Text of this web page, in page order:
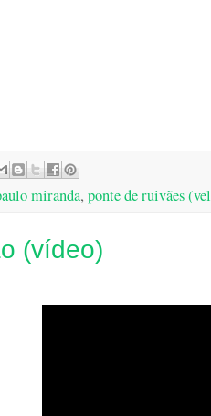
miranda, ponte de ruivães
(vídeo)